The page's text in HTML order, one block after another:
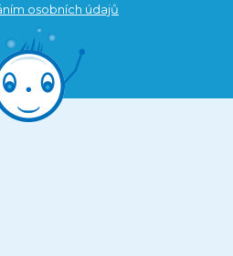
osobních údajů